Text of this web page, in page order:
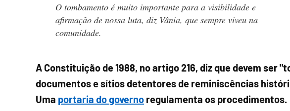
O tombamento é muito importante para a visibilidade e
afirmação de nossa luta, diz Vânia, que sempre viveu na
comunidade.
A Constituição de 1988, no artigo 216, diz que devem ser
documentos e sítios detentores de reminiscências
Uma portaria do governo regulamenta os procedimentos.